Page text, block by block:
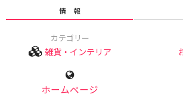
情 報
カテゴリー
雑貨・インテリア
ホームページ